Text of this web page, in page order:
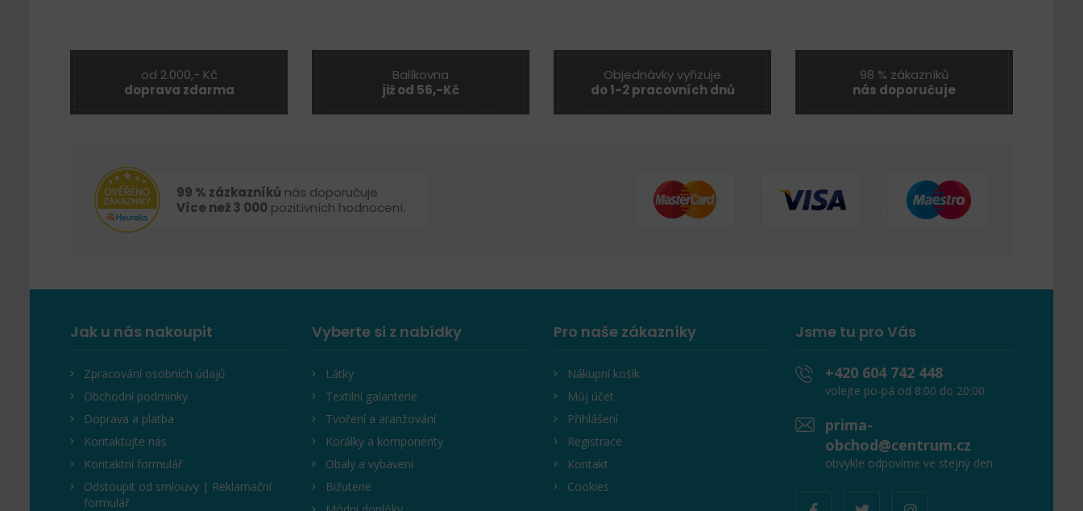
od 2.000,- Kč
doprava zdarma
Balíkovna
již od 56,-Kč
Objednávky vyřizuje
do 1-2 pracovních dnů
98 % zákazníků
nás doporučuje
99 % zázkazníků nás doporučuje
Více než 3 000 pozitivních hodnocení.
Jak u nás nakoupit
Zpracování osobních údajů
Obchodní podmínky
Doprava a platba
Kontaktujte nás
Kontaktní formulář
Odstoupit od smlouvy | Reklamační
formulář
Vyberte si z nabídky
Látky
Textilní galanterie
Tvoření a aranžování
Korálky a komponenty
Obaly a vybavení
Bižuterie
Pro naše zákazníky
Nákupní košík
Můj účet
Přihlášení
Registrace
Kontakt
Cookies
Jsme tu pro Vás
+420 604 742 448
volejte po-pá od 8:00 do 20:00
prima-
obchod@centrum.cz
obvykle odpovíme ve stejný den